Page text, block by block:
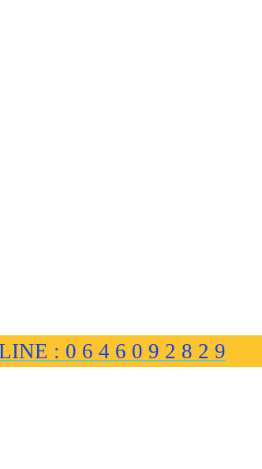
: 0 6 4 6 0 9 2 8 2 9